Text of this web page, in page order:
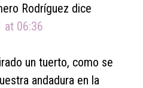
Rodríguez dice
at 06:36
un tuerto, como se
andadura en la